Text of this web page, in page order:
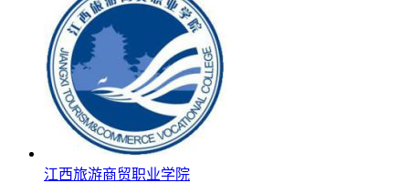
江西旅游商贸职业学院